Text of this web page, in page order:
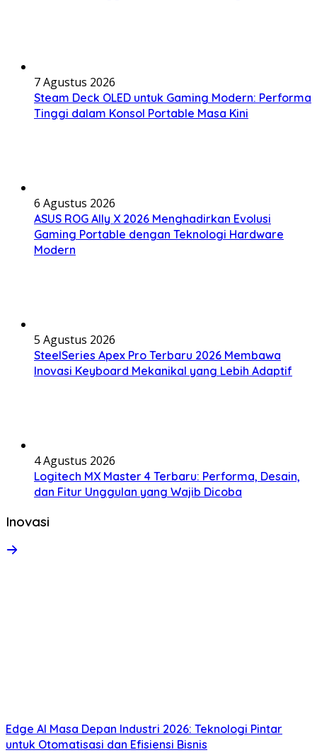
7 Agustus 2026
Steam Deck OLED untuk Gaming Modern: Performa
Tinggi dalam Konsol Portable Masa Kini
6 Agustus 2026
ASUS ROG Ally X 2026 Menghadirkan Evolusi
Gaming Portable dengan Teknologi Hardware
Modern
5 Agustus 2026
SteelSeries Apex Pro Terbaru 2026 Membawa
Inovasi Keyboard Mekanikal yang Lebih Adaptif
4 Agustus 2026
Logitech MX Master 4 Terbaru: Performa, Desain,
dan Fitur Unggulan yang Wajib Dicoba
Inovasi
Edge AI Masa Depan Industri 2026: Teknologi Pintar
untuk Otomatisasi dan Efisiensi Bisnis